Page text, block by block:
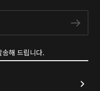
구독
해 드립니다.